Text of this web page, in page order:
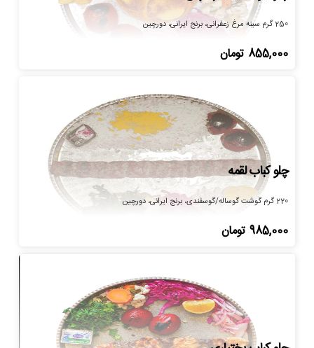
250 گرم سینه مرغ زعفرانی، برنج ایرانی، دورچین
855,000 تومان
چلو کباب لقمه
220 گرم گوشت گوساله/گوسفندی، برنج ایرانی، دورچین
985,000 تومان